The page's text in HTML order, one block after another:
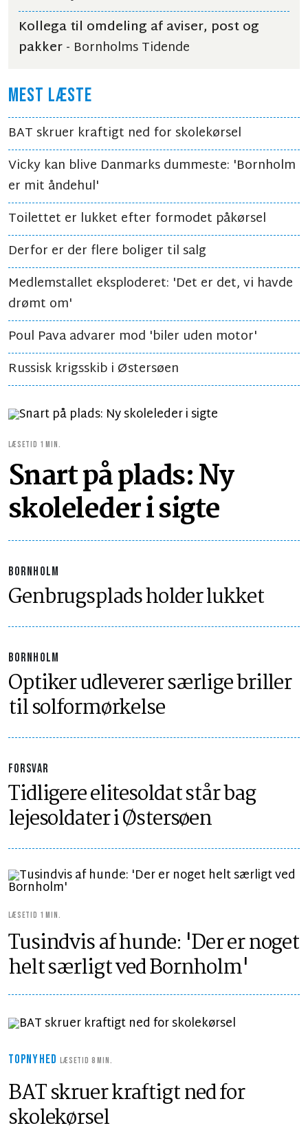
Kollega til omdeling af aviser, post og
pakker- Bornholms Tidende
MEST LÆSTE
BAT skruer kraftigt ned for skolekørsel
Vicky kan blive Danmarks dummeste: 'Bornholm
er mit åndehul'
Toilettet er lukket efter formodet påkørsel
Derfor er der flere boliger til salg
Medlemstallet eksploderet: 'Det er det, vi havde
drømt om'
Poul Pava advarer mod 'biler uden motor'
Russisk krigsskib i Østersøen
LÆSETID 1 MIN.
Snart på plads: Ny
skoleleder i sigte
BORNHOLM
Genbrugsplads holder lukket
BORNHOLM
Optiker udleverer særlige briller
til solformørkelse
FORSVAR
Tidligere elitesoldat står bag
lejesoldater i Østersøen
LÆSETID 1 MIN.
Tusindvis af hunde: 'Der er noget
helt særligt ved Bornholm'
TOPNYHEDLÆSETID 8 MIN.
BAT skruer kraftigt ned for
skolekørsel